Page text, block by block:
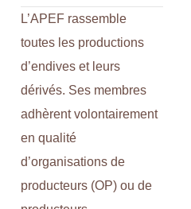
L’APEF rassemble
toutes les productions
d’endives et leurs
dérivés. Ses membres
adhèrent volontairement
en qualité
d’organisations de
producteurs (OP) ou de